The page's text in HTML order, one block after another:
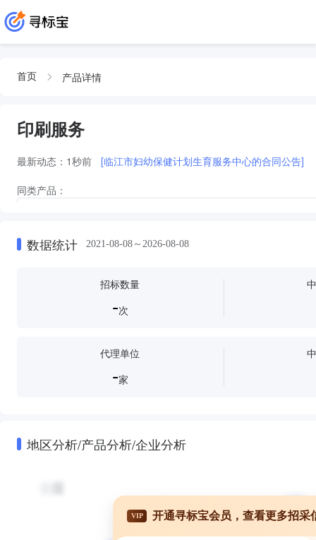
首页 产品详情
印刷服务
最新动态： 1秒前 [临江市妇幼保健计划生育服务中心的合同公告]
同类产品：
印刷服务印刷服务印刷服务印刷服务印刷服务印刷服务印刷服务印刷服务印刷
印刷及印刷服务印刷及印刷服务 印刷服务印刷服务印刷服务印刷服务
数据统计 2021-08-08～2026-08-08
招标数量
-次
代理单位
-家
地区分析/产品分析/企业分析
VIP 开通寻标宝会员，查看更多招采